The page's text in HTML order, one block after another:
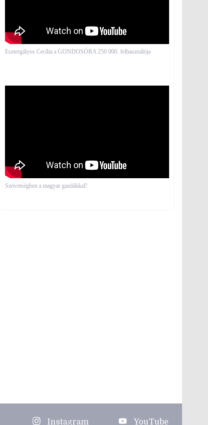
Esztergályos Cecília a GONDOSÓRA 250 000. felhasználója
Szövetségben a magyar gazdákkal!
Instagram YouTube